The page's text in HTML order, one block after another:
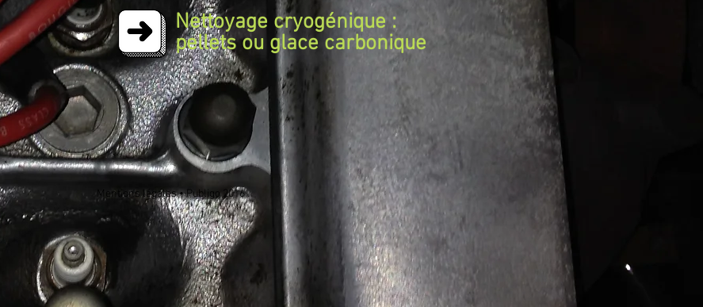
Nettoyage cryogénique :
pellets ou glace carbonique
Mentions légales•Publigo 2016